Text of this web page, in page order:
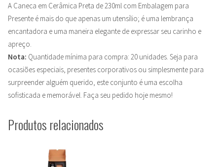
A Caneca em Cerâmica Preta de 230ml com Embalagem para
Presente é mais do que apenas um utensílio; é uma lembrança
encantadora e uma maneira elegante de expressar seu carinho e
apreço.
Nota: Quantidade mínima para compra: 20 unidades. Seja para
ocasiões especiais, presentes corporativos ou simplesmente para
surpreender alguém querido, este conjunto é uma escolha
sofisticada e memorável. Faça seu pedido hoje mesmo!
Produtos relacionados